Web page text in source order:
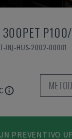
300PET
INJ-HUS-2002-00001
PREVENTIVO